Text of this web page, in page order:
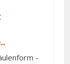
-